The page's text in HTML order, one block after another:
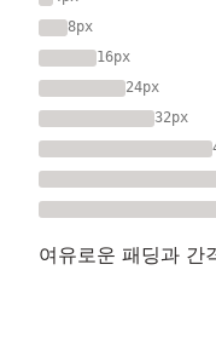
8px
16px
24px
32px
여유로운 패딩과 간